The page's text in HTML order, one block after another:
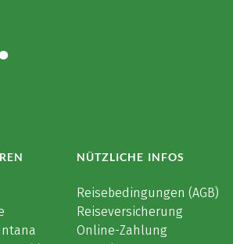
NÜTZLICHE INFOS
Reisebedingungen (AGB)
Reiseversicherung
Online-Zahlung